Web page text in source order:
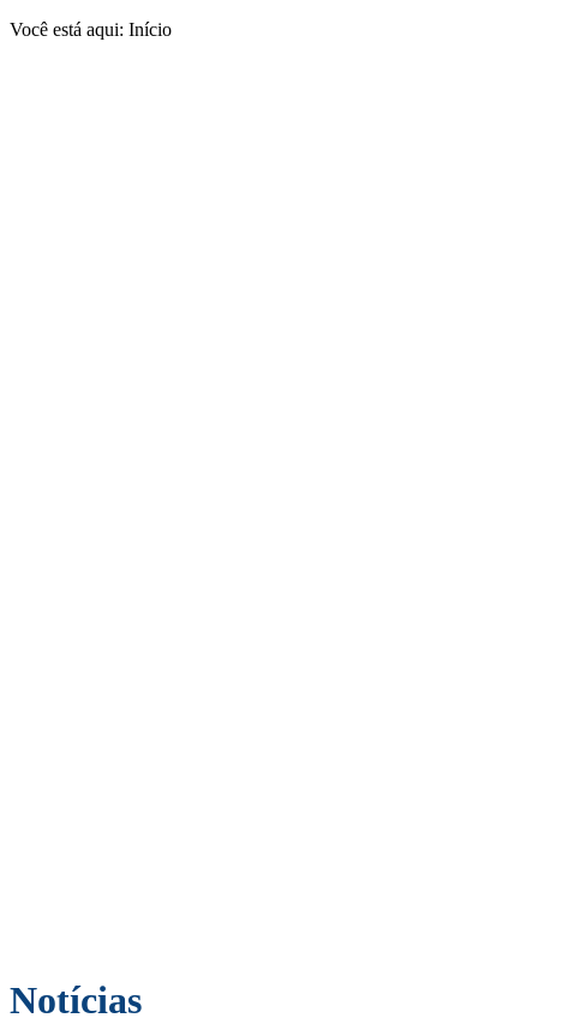
Você está aqui: Início
Notícias